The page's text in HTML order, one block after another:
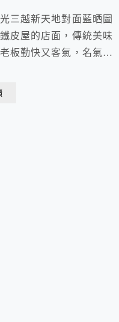
三越新天地對面藍晒圖
皮屋的店面，傳統美味
板勤快又客氣，名氣可